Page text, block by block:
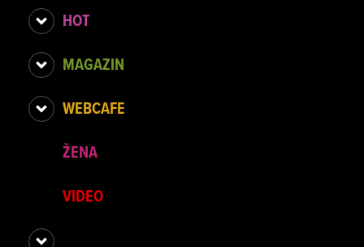
HOT
MAGAZIN
WEBCAFE
ŽENA
VIDEO